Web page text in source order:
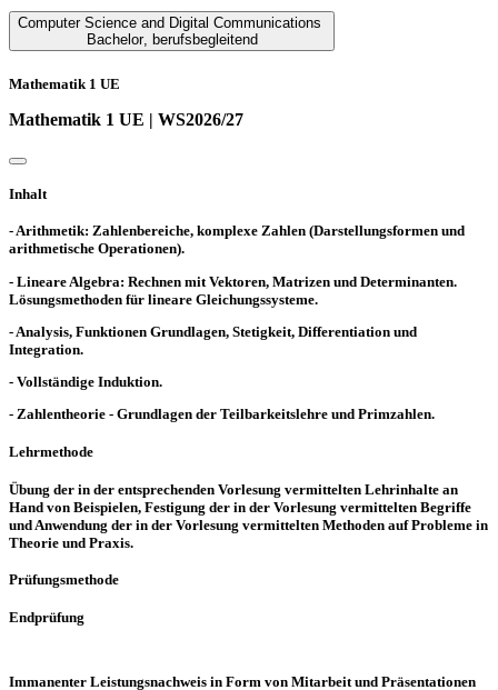
Computer Science and Digital Communications
Bachelor, berufsbegleitend
Mathematik 1 UE
Mathematik 1 UE | WS2026/27
Inhalt
- Arithmetik: Zahlenbereiche, komplexe Zahlen (Darstellungsformen und
arithmetische Operationen).
- Lineare Algebra: Rechnen mit Vektoren, Matrizen und Determinanten.
Lösungsmethoden für lineare Gleichungssysteme.
- Analysis, Funktionen Grundlagen, Stetigkeit, Differentiation und
Integration.
- Vollständige Induktion.
- Zahlentheorie - Grundlagen der Teilbarkeitslehre und Primzahlen.
Lehrmethode
Übung der in der entsprechenden Vorlesung vermittelten Lehrinhalte an
Hand von Beispielen, Festigung der in der Vorlesung vermittelten Begriffe
und Anwendung der in der Vorlesung vermittelten Methoden auf Probleme in
Theorie und Praxis.
Prüfungsmethode
Endprüfung
Immanenter Leistungsnachweis in Form von Mitarbeit und Präsentationen